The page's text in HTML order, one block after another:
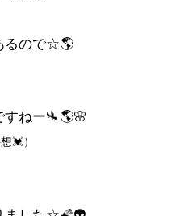
るので☆🌎
ねー🛬🌎🌸
💓）